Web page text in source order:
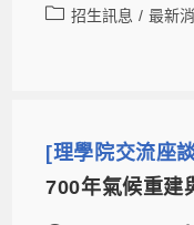
招生訊息 / 最新
[理學院交流座
700年氣候重建